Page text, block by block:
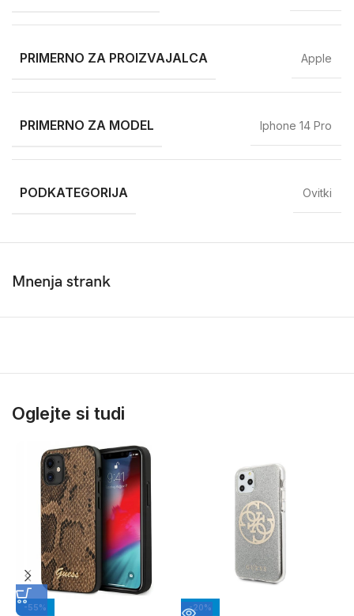
PRIMERNO ZA PROIZVAJALCA Apple
PRIMERNO ZA MODEL Iphone 14 Pro
PODKATEGORIJA Ovitki
Mnenja strank
Oglejte si tudi
-55%
-20%